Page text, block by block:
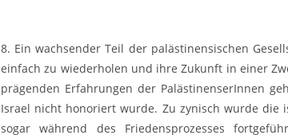
8. Ein wachsender Teil der palästinensischen
einfach zu wiederholen und ihre Zukunft in einer
prägenden Erfahrungen der PalästinenserInnen
Israel nicht honoriert wurde. Zu zynisch wurde die
sogar während des Friedensprozesses